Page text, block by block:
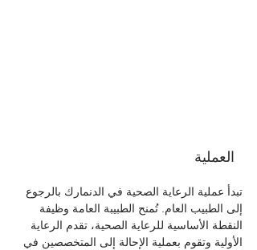
تبدأ عملية الرعاية الصحية في الدنمارك بالرجوع
إلى الطبيب العام. تُمنح الطبيبة العامة وظيفة
النقطة الأساسية للرعاية الصحية، تقدم الرعاية
الأولية وتقوم بعملية الإحالة إلى المتخصصين في